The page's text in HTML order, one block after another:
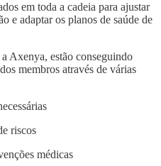
em toda a cadeia para ajustar
e adaptar os planos de saúde de
Axenya, estão conseguindo
membros através de várias
riscos
médicas